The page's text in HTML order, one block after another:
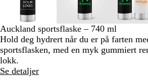
zoomes
utvide
og
minus
for
zoome
piltastene
for
zoomes
utvide
og
minus
for
zoome
og
og
Auckland sportsflaske – 740 ml
Hold deg hydrert når du er på farten
sportsflasken, med en myk gummiert
lokk.
Se detaljer